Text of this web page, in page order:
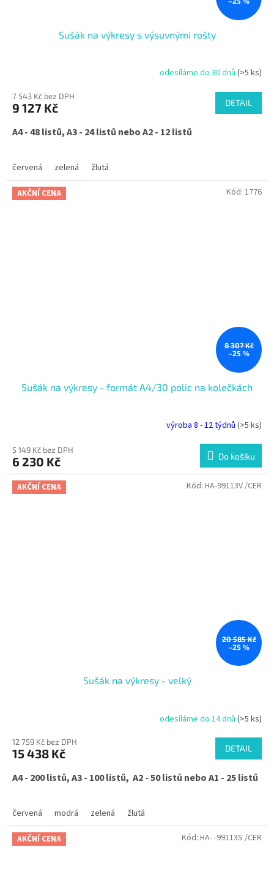
Sušák na výkresy s výsuvnými rošty
odesíláme do 30 dnů (>5 ks)
7 543 Kč bez DPH
9 127 Kč DETAIL
A4 - 48 listů, A3 - 24 listů nebo A2 - 12 listů
červená zelená žlutá
AKČNÍ CENA
8 307 Kč
–25 %
Sušák na výkresy - formát A4/30 polic na kolečkách
výroba 8 - 12 týdnů (>5 ks)
5 149 Kč bez DPH
6 230 Kč Do košíku
Kód: 1776
AKČNÍ CENA
20 585 Kč
–25 %
Sušák na výkresy - velký
odesíláme do 14 dnů (>5 ks)
12 759 Kč bez DPH
15 438 Kč DETAIL
A4 - 200 listů, A3 - 100 listů, A2 - 50 listů nebo A1 - 25 listů
červená modrá zelená žlutá
Kód: HA-99113V /CER
AKČNÍ CENA Kód: HA- -99113S /CER